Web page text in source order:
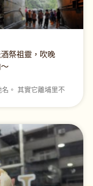
祭祖靈，吹晚
。 其實它離埔里不